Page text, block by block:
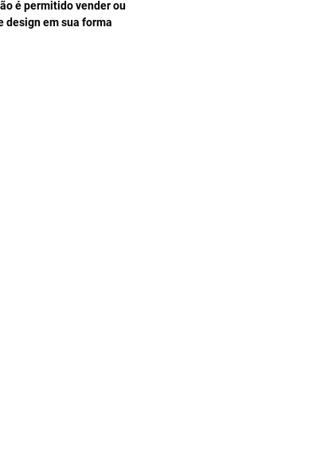
é permitido vender ou
em sua forma